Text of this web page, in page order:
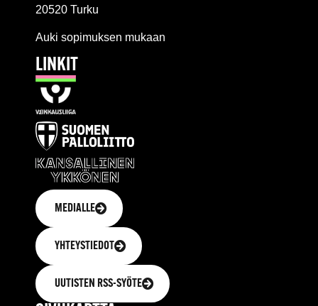
20520 Turku
Auki sopimuksen mukaan
LINKIT
MEDIALLE
YHTEYSTIEDOT
UUTISTEN RSS-SYÖTE